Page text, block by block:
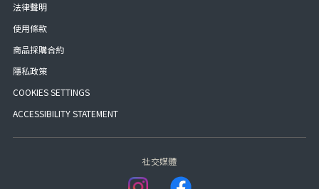
法律聲明
使用條款
商品採購合約
隱私政策
COOKIES SETTINGS
ACCESSIBILITY STATEMENT
社交媒體